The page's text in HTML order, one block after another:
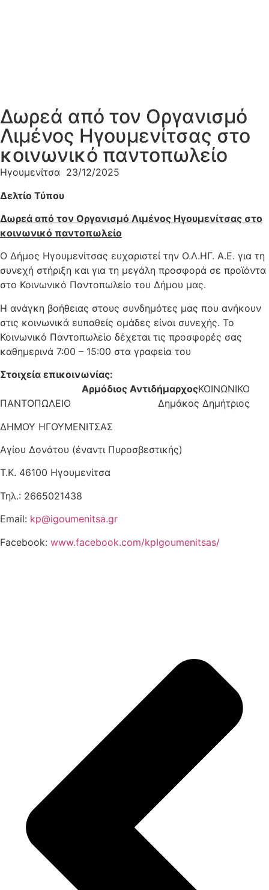
Δωρεά από τον Οργανισμό
Λιμένος Ηγουμενίτσας στο
κοινωνικό παντοπωλείο
Ηγουμενίτσα 23/12/2025
Δελτίο Τύπου
Δωρεά από τον Οργανισμό Λιμένος Ηγουμενίτσας στο
κοινωνικό παντοπωλείο
Ο Δήμος Ηγουμενίτσας ευχαριστεί την Ο.Λ.ΗΓ. Α.Ε. για τη
συνεχή στήριξη και για τη μεγάλη προσφορά σε προϊόντα
στο Κοινωνικό Παντοπωλείο του Δήμου μας.
Η ανάγκη βοήθειας στους συνδημότες μας που ανήκουν
στις κοινωνικά ευπαθείς ομάδες είναι συνεχής. Το
Κοινωνικό Παντοπωλείο δέχεται τις προσφορές σας
καθημερινά 7:00 – 15:00 στα γραφεία του
Στοιχεία επικοινωνίας:
Αρμόδιος ΑντιδήμαρχοςΚΟΙΝΩΝΙΚΟ
ΠΑΝΤΟΠΩΛΕΙΟ Δημάκος Δημήτριος
ΔΗΜΟΥ ΗΓΟΥΜΕΝΙΤΣΑΣ
Αγίου Δονάτου (έναντι Πυροσβεστικής)
Τ.Κ. 46100 Ηγουμενίτσα
Τηλ.: 2665021438
Email: kp@igoumenitsa.gr
Facebook: www.facebook.com/kpIgoumenitsas/